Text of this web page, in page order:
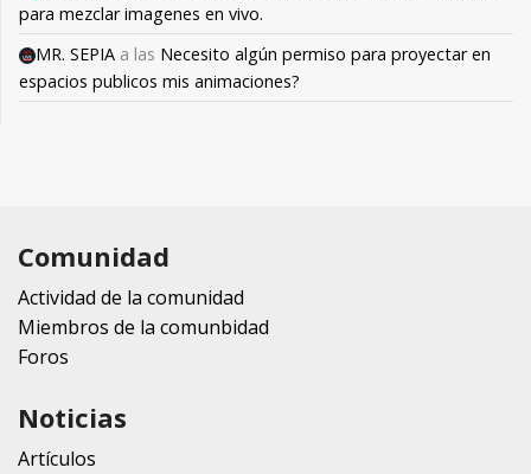
para mezclar imagenes en vivo.
MR. SEPIA a las Necesito algún permiso para proyectar en
espacios publicos mis animaciones?
Comunidad
Actividad de la comunidad
Miembros de la comunbidad
Foros
Noticias
Artículos